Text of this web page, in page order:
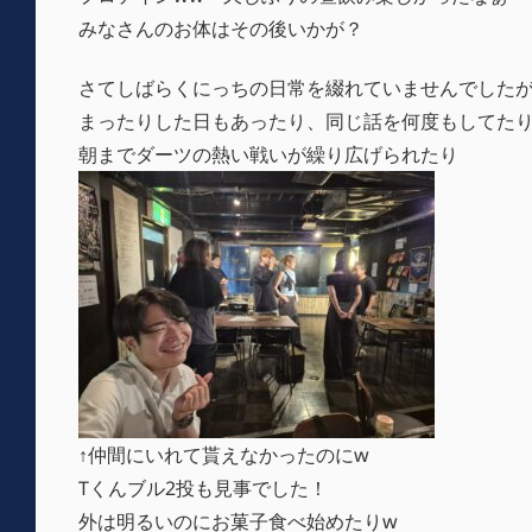
みなさんのお体はその後いかが？
さてしばらくにっちの日常を綴れていませんでした
まったりした日もあったり、同じ話を何度もしてた
朝までダーツの熱い戦いが繰り広げられたり
↑仲間にいれて貰えなかったのにw
Tくんブル2投も見事でした！
外は明るいのにお菓子食べ始めたりw